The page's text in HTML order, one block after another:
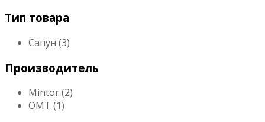
Тип товара
Сапун (3)
Производитель
Mintor(2)
OMT (1)